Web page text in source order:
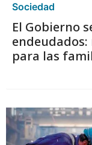
Sociedad
El Gobierno
para las